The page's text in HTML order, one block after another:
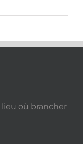
lieu où brancher